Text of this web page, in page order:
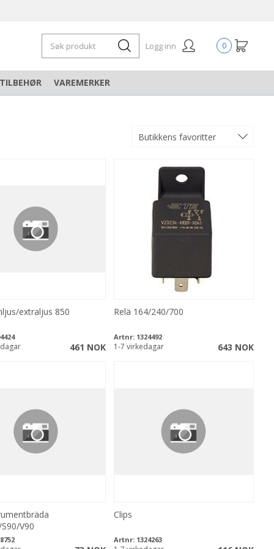
0
Logg inn
TILBEHØR VAREMERKER
Butikkens favoritter
extraljus 850
461 NOK
Relä 164/240/700
Artnr: 1324492
643 NOK
1-7 virkedagar
V90
Clips
Artnr: 1324263